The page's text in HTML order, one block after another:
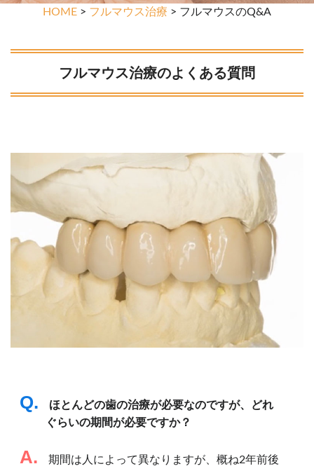
HOME > フルマウス治療 > フルマウスのQ&A
フルマウス治療のよくある質問
Q.
ほとんどの歯の治療が必要なのですが、どれ
ぐらいの期間が必要ですか？
A.
期間は人によって異なりますが、概ね2年前後